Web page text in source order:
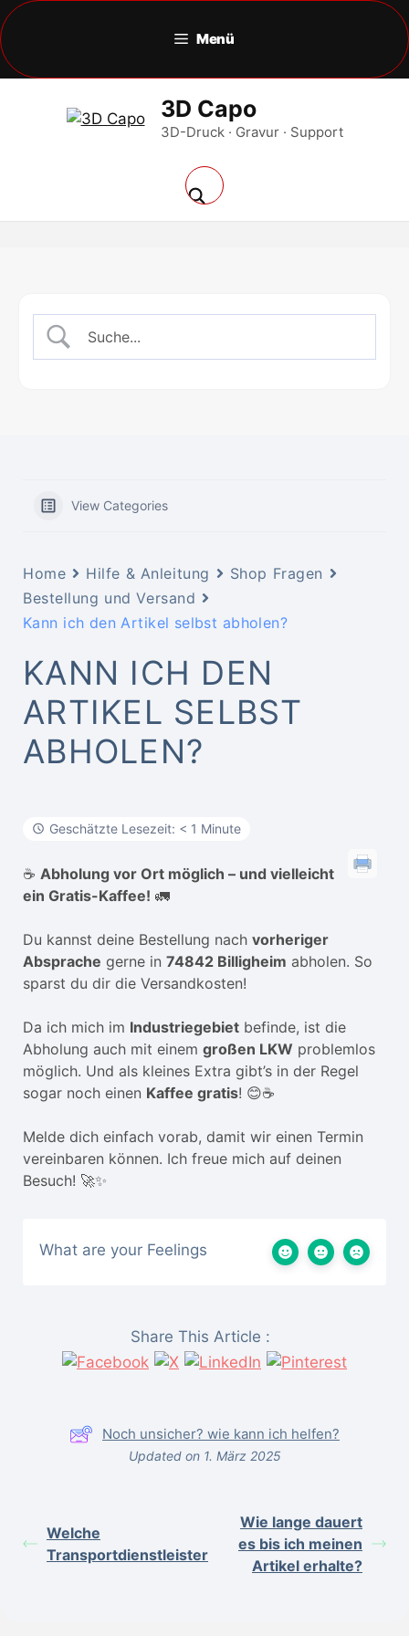
Zum
Inhalt
springen
Menü
3D Capo
3D-Druck · Gravur · Support
View Categories
Home Hilfe & Anleitung
Shop Fragen
Bestellung und Versand
Kann ich den Artikel selbst abholen?
KANN ICH DEN
ARTIKEL SELBST
ABHOLEN?
Geschätzte Lesezeit: < 1 Minute
☕ Abholung vor Ort möglich – und vielleicht
ein Gratis-Kaffee! 🚛
Du kannst deine Bestellung nach vorheriger
Absprache gerne in 74842 Billigheim abholen. So
sparst du dir die Versandkosten!
Da ich mich im Industriegebiet befinde, ist die
Abholung auch mit einem großen LKW problemlos
möglich. Und als kleines Extra gibt’s in der Regel
sogar noch einen Kaffee gratis! 😊☕
Melde dich einfach vorab, damit wir einen Termin
vereinbaren können. Ich freue mich auf deinen
Besuch! 🚀✨
What are your Feelings
Share This Article :
Noch unsicher? wie kann ich helfen?
Updated on 1. März 2025
Welche
Transportdienstleister
Wie lange dauert
es bis ich meinen
Artikel erhalte?